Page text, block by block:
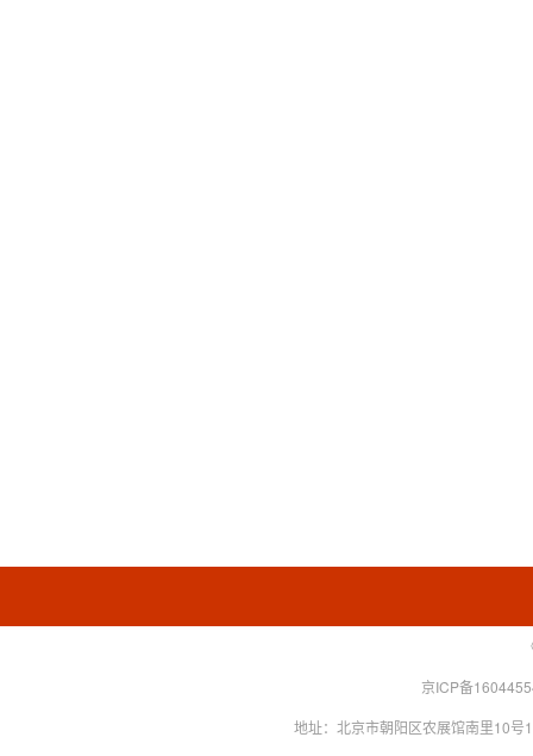
京ICP备
地址：北京市朝阳区农展馆南里10